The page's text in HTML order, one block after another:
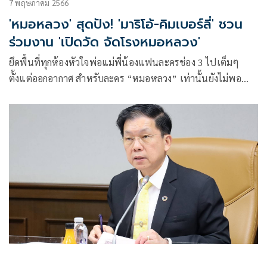
7 พฤษภาคม 2566
'หมอหลวง' สุดปัง! 'มาริโอ้-คิมเบอร์ลี่' ชวน
ร่วมงาน 'เปิดวัด จัดโรงหมอหลวง'
ยึดพื้นที่ทุกห้องหัวใจพ่อแม่พี่น้องแฟนละครช่อง 3 ไปเต็มๆ
ตั้งแต่ออกอากาศ สำหรับละคร “หมอหลวง” เท่านั้นยังไม่พอ
คนเก่งที่พ่วงตำแหน่งผู้กำกับ ชุดาภา จันทเขตต์ และ ก้อง-ปิยะ
เศวตพิกุล จากค่าย โซนิกซ์ บูม 2013 จัดกิจกรรมดีต่อใจ ดีต่อ
สุขภาพมาให้รื่นเริงกันอย่างต่อเนื่อง